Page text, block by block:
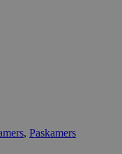
, Paskamers